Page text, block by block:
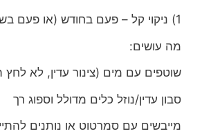
1) ניקוי קל – פעם בחודש (או פעם בשבועיים ליד הים)
מה עושים:
שוטפים עם מים (צינור עדין, לא לחץ
סבון עדין/נוזל כלים מדולל וספוג רך
מייבשים עם סמרטוט או נותנים